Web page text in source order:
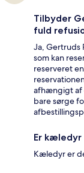
Tilbyder
fuld
Ja, Gertruds
som kan
reserveret
afhængigt af
bare sørge
Er
Kæledyr er